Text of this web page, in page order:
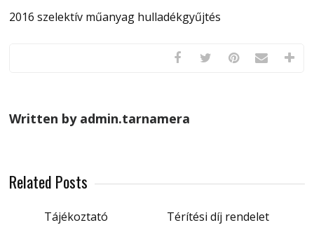
2016 szelektív műanyag hulladékgyűjtés
Written by admin.tarnamera
Related Posts
Tájékoztató
Térítési díj rendelet